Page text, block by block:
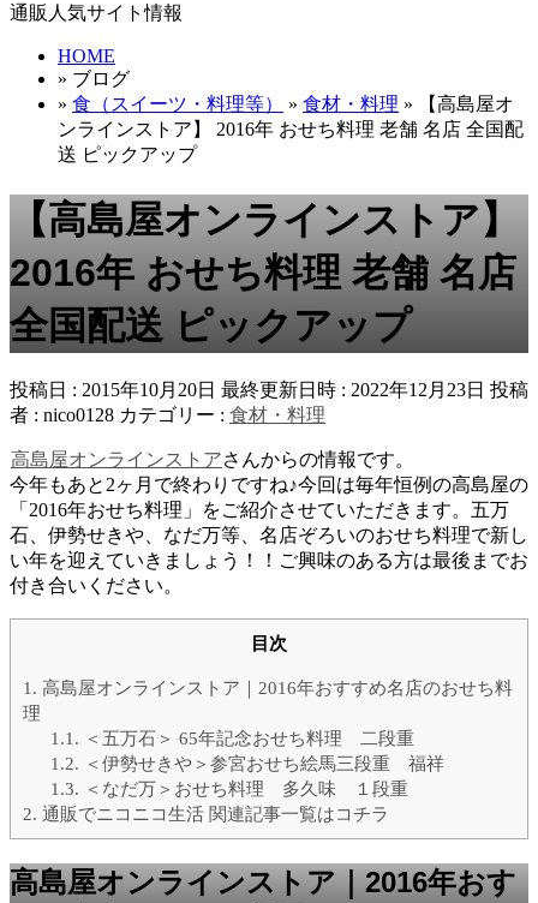
通販人気サイト情報
HOME
» ブログ
» 食（スイーツ・料理等） » 食材・料理 » 【高島屋オ
ンラインストア】 2016年 おせち料理 老舗 名店 全国配
送 ピックアップ
【高島屋オンラインストア】
2016年 おせち料理 老舗 名店
全国配送 ピックアップ
投稿日 : 2015年10月20日 最終更新日時 : 2022年12月23日 投稿
者 : nico0128 カテゴリー : 食材・料理
高島屋オンラインストアさんからの情報です。
今年もあと2ヶ月で終わりですね♪今回は毎年恒例の高島屋の
「2016年おせち料理」をご紹介させていただきます。五万
石、伊勢せきや、なだ万等、名店ぞろいのおせち料理で新し
い年を迎えていきましょう！！ご興味のある方は最後までお
付き合いください。
目次
1. 高島屋オンラインストア｜2016年おすすめ名店のおせち料
理
1.1. ＜五万石＞ 65年記念おせち料理 二段重
1.2. ＜伊勢せきや＞参宮おせち絵馬三段重 福祥
1.3. ＜なだ万＞おせち料理 多久味 １段重
2. 通販でニコニコ生活 関連記事一覧はコチラ
高島屋オンラインストア｜2016年おす